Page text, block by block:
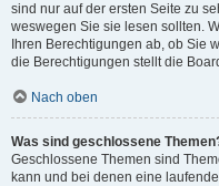
sind nur auf der ersten Seite zu
weswegen Sie sie lesen sollten.
Ihren Berechtigungen ab, ob Sie
die Berechtigungen stellt die
Nach oben
Was sind geschlossene
Geschlossene Themen sind
kann und bei denen eine